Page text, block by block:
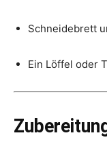
Schneidebrett
Ein Löffel oder